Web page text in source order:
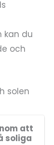
kan du
och
solen
att
soliga